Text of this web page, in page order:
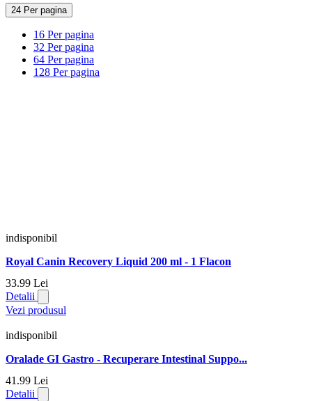
24 Per pagina
16 Per pagina
32 Per pagina
64 Per pagina
128 Per pagina
indisponibil
Royal Canin Recovery Liquid 200 ml - 1 Flacon
33.99 Lei
Detalii
Vezi produsul
indisponibil
Oralade GI Gastro - Recuperare Intestinal Suppo...
41.99 Lei
Detalii